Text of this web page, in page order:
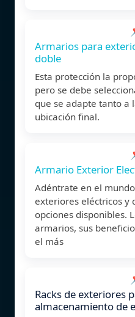
Armarios para
doble
Esta protección la
pero se debe
que se adapte tanto a
ubicación final.
Armario Exterior
Adéntrate en el
exteriores eléctricos y
opciones disponibles.
armarios, sus
el más
Racks de exteriores
almacenamiento de